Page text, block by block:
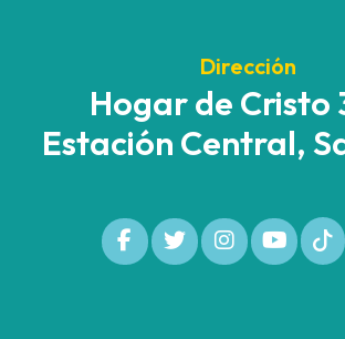
Dirección
Hogar de Cristo
Estación Central,